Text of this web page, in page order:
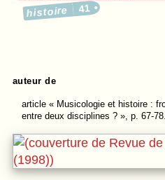
histoire 41
auteur de
article« Musicologie et histoire :
entre deux disciplines ? », p. 67-78.